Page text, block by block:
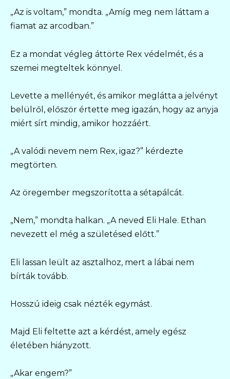
„Az is voltam,” mondta. „Amíg meg nem láttam a
fiamat az arcodban.”
Ez a mondat végleg áttörte Rex védelmét, és a
szemei megteltek könnyel.
Levette a mellényét, és amikor meglátta a jelvényt
belülről, először értette meg igazán, hogy az anyja
miért sírt mindig, amikor hozzáért.
„A valódi nevem nem Rex, igaz?” kérdezte
megtörten.
Az öregember megszorította a sétapálcát.
„Nem,” mondta halkan. „A neved Eli Hale. Ethan
nevezett el még a születésed előtt.”
Eli lassan leült az asztalhoz, mert a lábai nem
bírták tovább.
Hosszú ideig csak nézték egymást.
Majd Eli feltette azt a kérdést, amely egész
életében hiányzott.
„Akar engem?”